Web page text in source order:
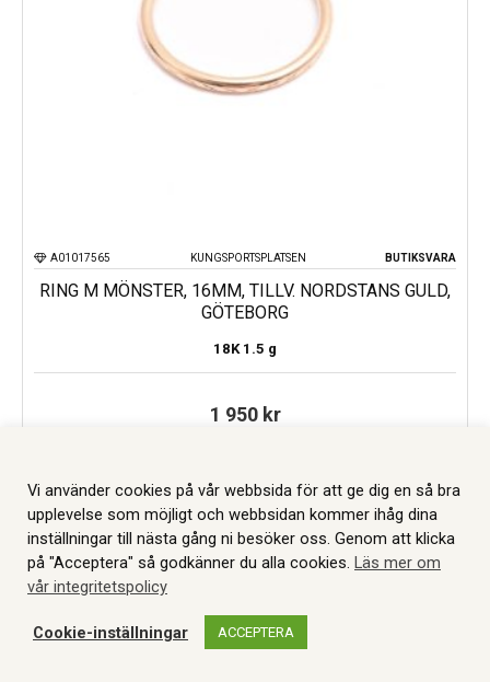
KUNGSPORTSPLATSEN
A01017565 BUTIKSVARA
RING M MÖNSTER, 16MM, TILLV. NORDSTANS GULD,
GÖTEBORG
18K 1.5 g
1 950 kr
LÄGG TILL I VARUKORG
Vi använder cookies på vår webbsida för att ge dig en så bra
upplevelse som möjligt och webbsidan kommer ihåg dina
inställningar till nästa gång ni besöker oss. Genom att klicka
på "Acceptera" så godkänner du alla cookies. Läs mer om
vår integritetspolicy
Cookie-inställningar ACCEPTERA